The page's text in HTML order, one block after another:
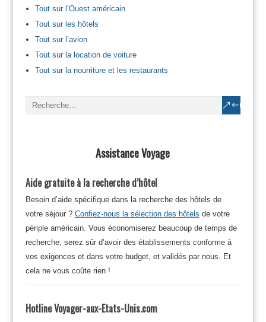
Tout sur l’Ouest américain
Tout sur les hôtels
Tout sur l’avion
Tout sur la location de voiture
Tout sur la nourriture et les restaurants
Assistance Voyage
Aide gratuite à la recherche d’hôtel
Besoin d’aide spécifique dans la recherche des hôtels de
votre séjour ? Confiez-nous la sélection des hôtels de votre
périple américain. Vous économiserez beaucoup de temps de
recherche, serez sûr d’avoir des établissements conforme à
vos exigences et dans votre budget, et validés par nous. Et
cela ne vous coûte rien !
Hotline Voyager-aux-Etats-Unis.com